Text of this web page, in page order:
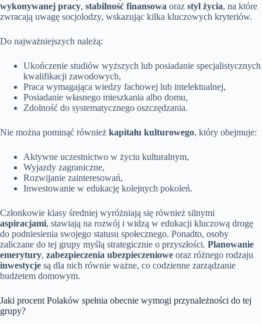
wykonywanej pracy, stabilność finansowa oraz styl życia, na które
zwracają uwagę socjolodzy, wskazując kilka kluczowych kryteriów.
Do najważniejszych należą:
Ukończenie studiów wyższych lub posiadanie specjalistycznych
kwalifikacji zawodowych,
Praca wymagająca wiedzy fachowej lub intelektualnej,
Posiadanie własnego mieszkania albo domu,
Zdolność do systematycznego oszczędzania.
Nie można pominąć również kapitału kulturowego, który obejmuje:
Aktywne uczestnictwo w życiu kulturalnym,
Wyjazdy zagraniczne,
Rozwijanie zainteresowań,
Inwestowanie w edukację kolejnych pokoleń.
Członkowie klasy średniej wyróżniają się również silnymi
aspiracjami, stawiają na rozwój i widzą w edukacji kluczową drogę
do podniesienia swojego statusu społecznego. Ponadto, osoby
zaliczane do tej grupy myślą strategicznie o przyszłości. Planowanie
emerytury, zabezpieczenia ubezpieczeniowe oraz różnego rodzaju
inwestycje są dla nich równie ważne, co codzienne zarządzanie
budżetem domowym.
Jaki procent Polaków spełnia obecnie wymogi przynależności do tej
grupy?